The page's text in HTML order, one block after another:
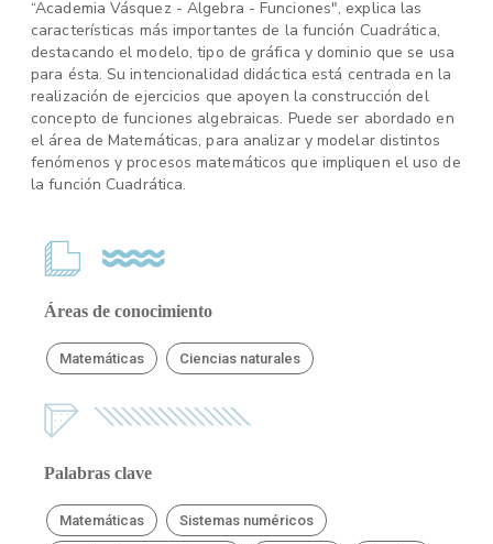
“Academia Vásquez - Algebra - Funciones", explica las
características más importantes de la función Cuadrática,
destacando el modelo, tipo de gráfica y dominio que se usa
para ésta. Su intencionalidad didáctica está centrada en la
realización de ejercicios que apoyen la construcción del
concepto de funciones algebraicas. Puede ser abordado en
el área de Matemáticas, para analizar y modelar distintos
fenómenos y procesos matemáticos que impliquen el uso de
la función Cuadrática.
Áreas de conocimiento
Matemáticas Ciencias naturales
Palabras clave
Matemáticas Sistemas numéricos